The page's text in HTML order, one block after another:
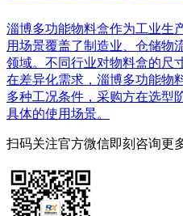
淄博多功能物料盒作为工业生
用场景覆盖了制造业、仓储物
领域。不同行业对物料盒的尺
在差异化需求，淄博多功能物
多种工况条件，采购方在选型
具体的使用场景。
扫码关注官方微信即刻咨询更